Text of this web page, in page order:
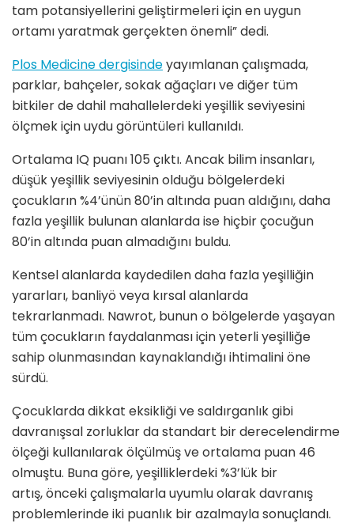
tam potansiyellerini geliştirmeleri için en uygun
ortamı yaratmak gerçekten önemli” dedi.
Plos Medicine dergisindeyayımlanan çalışmada,
parklar, bahçeler, sokak ağaçları ve diğer tüm
bitkiler de dahil mahallelerdeki yeşillik seviyesini
ölçmek için uydu görüntüleri kullanıldı.
Ortalama IQ puanı 105 çıktı. Ancak bilim insanları,
düşük yeşillik seviyesinin olduğu bölgelerdeki
çocukların %4’ünün 80’in altında puan aldığını, daha
fazla yeşillik bulunan alanlarda ise hiçbir çocuğun
80’in altında puan almadığını buldu.
Kentsel alanlarda kaydedilen daha fazla yeşilliğin
yararları, banliyö veya kırsal alanlarda
tekrarlanmadı. Nawrot, bunun o bölgelerde yaşayan
tüm çocukların faydalanması için yeterli yeşilliğe
sahip olunmasından kaynaklandığı ihtimalini öne
sürdü.
Çocuklarda dikkat eksikliği ve saldırganlık gibi
davranışsal zorluklar da standart bir derecelendirme
ölçeği kullanılarak ölçülmüş ve ortalama puan 46
olmuştu. Buna göre, yeşilliklerdeki %3’lük bir
artış, önceki çalışmalarla uyumlu olarak davranış
problemlerinde iki puanlık bir azalmayla sonuçlandı.